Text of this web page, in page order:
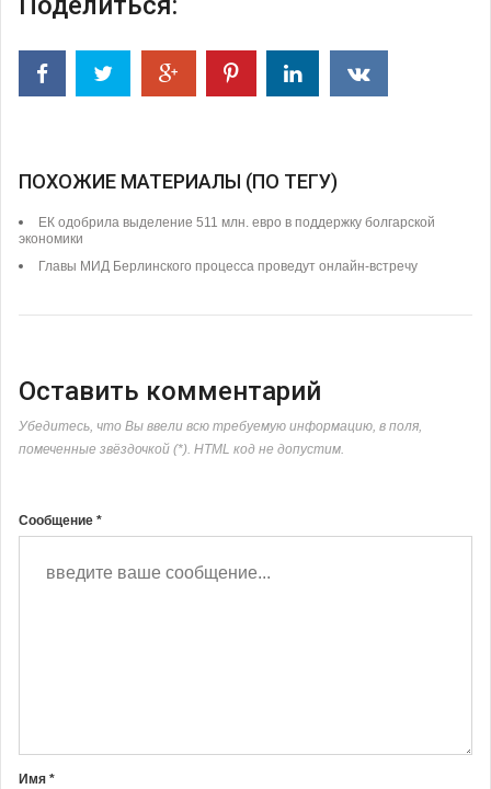
ПОХОЖИЕ МАТЕРИАЛЫ (ПО ТЕГУ)
ЕК одобрила выделение 511 млн. евро в поддержку болгарской
экономики
Главы МИД Берлинского процесса проведут онлайн-встречу
Оставить комментарий
Убедитесь, что Вы ввели всю требуемую информацию, в поля,
помеченные звёздочкой (*). HTML код не допустим.
Сообщение *
Имя *